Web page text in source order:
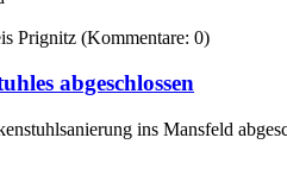
Prignitz (Kommentare: 0)
abgeschlossen
ins Mansfeld